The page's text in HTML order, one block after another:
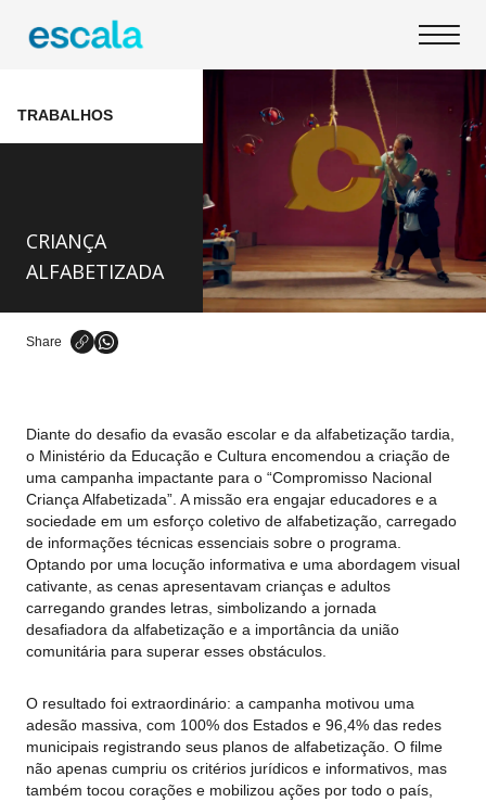
TRABALHOS
CRIANÇA
ALFABETIZADA
Share
Diante do desafio da evasão escolar e da alfabetização tardia,
o Ministério da Educação e Cultura encomendou a criação de
uma campanha impactante para o “Compromisso Nacional
Criança Alfabetizada”. A missão era engajar educadores e a
sociedade em um esforço coletivo de alfabetização, carregado
de informações técnicas essenciais sobre o programa.
Optando por uma locução informativa e uma abordagem visual
cativante, as cenas apresentavam crianças e adultos
carregando grandes letras, simbolizando a jornada
desafiadora da alfabetização e a importância da união
comunitária para superar esses obstáculos.
O resultado foi extraordinário: a campanha motivou uma
adesão massiva, com 100% dos Estados e 96,4% das redes
municipais registrando seus planos de alfabetização. O filme
não apenas cumpriu os critérios jurídicos e informativos, mas
também tocou corações e mobilizou ações por todo o país,